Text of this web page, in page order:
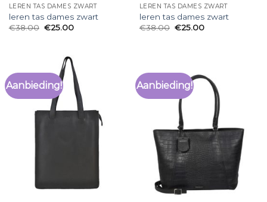
LEREN TAS DAMES ZWART
leren tas dames zwart
€38.00 €25.00
LEREN TAS DAMES ZWART
leren tas dames zwart
€38.00 €25.00
Aanbieding! Aanbieding!